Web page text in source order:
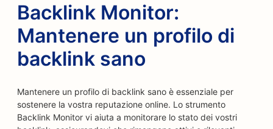
Backlink Monitor:
Mantenere un profilo di
backlink sano
Mantenere un profilo di backlink sano è essenziale per
sostenere la vostra reputazione online. Lo strumento
Backlink Monitor vi aiuta a monitorare lo stato dei vostri